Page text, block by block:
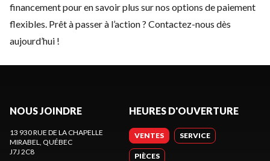
financementpour en savoir plus sur nos options de paiement
flexibles. Prêt à passer à l’action ? Contactez-nous dès
aujourd’hui !
NOUS JOINDRE
13 930 RUE DE LA CHAPELLE
MIRABEL
, QUÉBEC
J7J 2C8
HEURES D'OUVERTURE
VENTES SERVICE
PIÈCES